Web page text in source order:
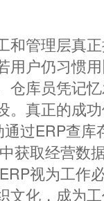
和管理层真
用户仍习惯
仓库员凭记
真正的成
通过ERP查
获取经营数
视为工作
文化，成为